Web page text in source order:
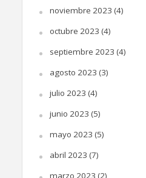
noviembre 2023 (4)
octubre 2023 (4)
septiembre 2023 (4)
agosto 2023 (3)
julio 2023 (4)
junio 2023 (5)
mayo 2023 (5)
abril 2023 (7)
marzo 2023 (2)